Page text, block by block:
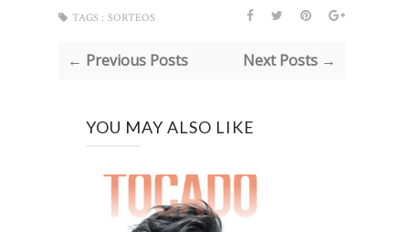
TAGS : SORTEOS
← Previous Posts Next Posts →
YOU MAY ALSO LIKE